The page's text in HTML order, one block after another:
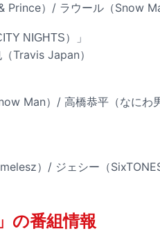
）/ ラウール（Snow
NIGHTS）」
Travis Japan）
Man）/ 高橋恭平（なにわ
）/ ジェシー（
の番組情報